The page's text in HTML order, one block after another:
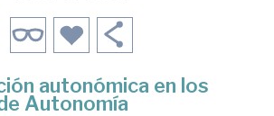
autonómica en los
Autonomía